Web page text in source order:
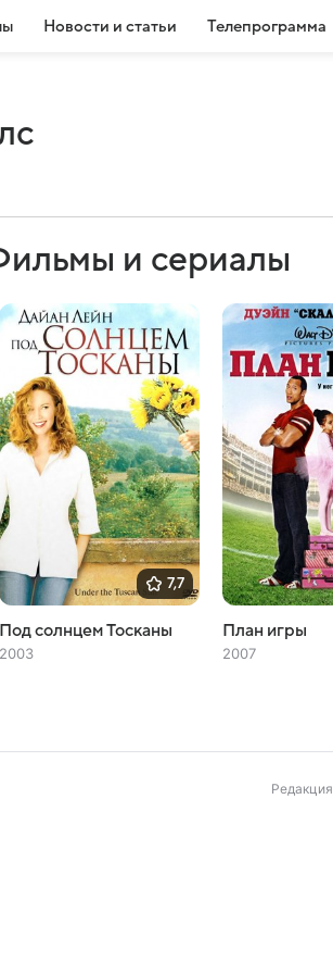
Новости и статьи Телепрограмма
и сериалы
7,7
Под солнцем Тосканы
2003
План игры
2007
Редакция